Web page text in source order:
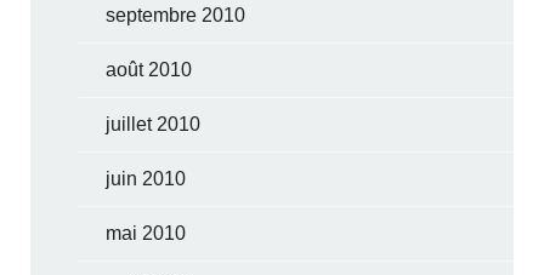
septembre 2010
août 2010
juillet 2010
juin 2010
mai 2010